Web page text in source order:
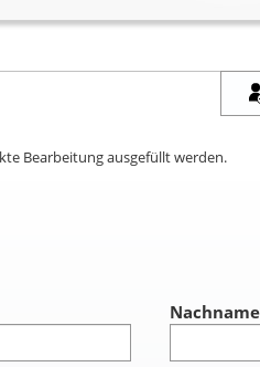
Bearbeitung ausgefüllt werden.
Nachname